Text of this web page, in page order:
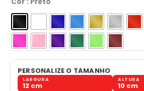
Cor : Preto
PERSONALIZE O TAMANHO
LARGURA
12 cm
ALTURA
10 cm